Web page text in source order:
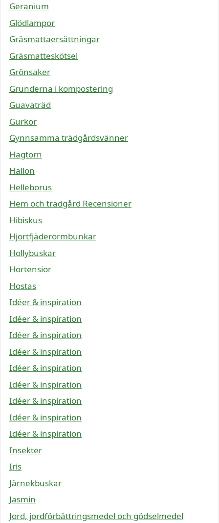
Geranium
Glödlampor
Gräsmattaersättningar
Gräsmatteskötsel
Grönsaker
Grunderna i kompostering
Guavaträd
Gurkor
Gynnsamma trädgårdsvänner
Hagtorn
Hallon
Helleborus
Hem och trädgård Recensioner
Hibiskus
Hjortfjäderormbunkar
Hollybuskar
Hortensior
Hostas
Idéer & inspiration
Idéer & inspiration
Idéer & inspiration
Idéer & inspiration
Idéer & inspiration
Idéer & inspiration
Idéer & inspiration
Idéer & inspiration
Idéer & inspiration
Insekter
Iris
Järnekbuskar
Jasmin
Jord, jordförbättringsmedel och gödselmedel